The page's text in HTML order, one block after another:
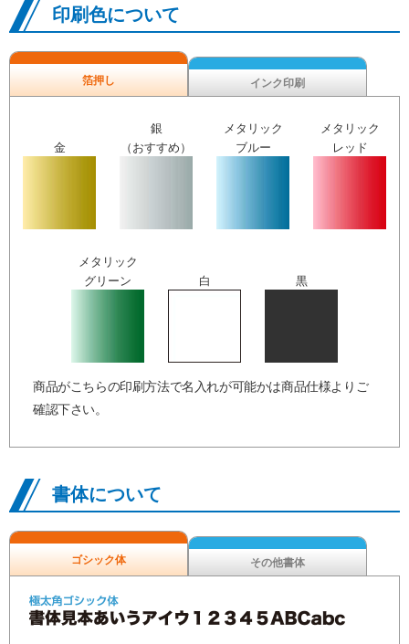
印刷色について
箔押し インク印刷
金
銀
（おすすめ）
メタリック
ブルー
メタリック
レッド
メタリック
グリーン
白 黒
商品がこちらの印刷方法で名入れが可能かは商品仕様よりご
確認下さい。
書体について
ゴシック体 その他書体